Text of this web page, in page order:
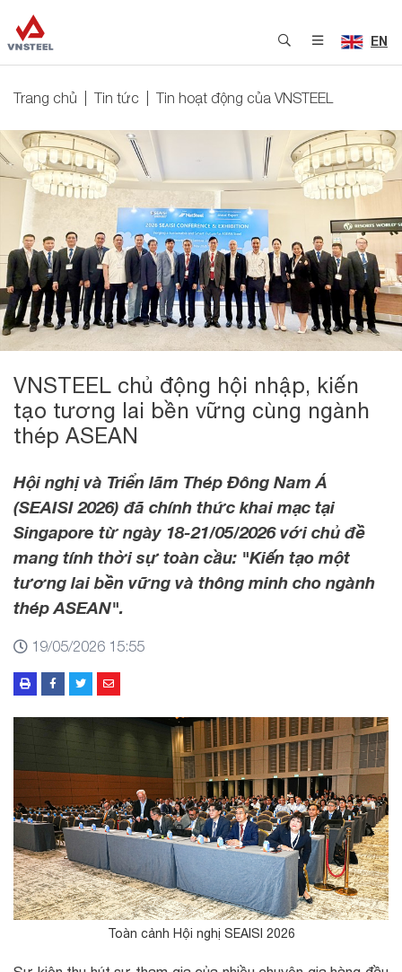
EN
Trang chủ Tin tức Tin hoạt động của VNSTEEL
VNSTEEL chủ động hội nhập, kiến
tạo tương lai bền vững cùng ngành
thép ASEAN
Hội nghị và Triển lãm Thép Đông Nam Á
(SEAISI 2026) đã chính thức khai mạc tại
Singapore từ ngày 18-21/05/2026 với chủ đề
mang tính thời sự toàn cầu: "Kiến tạo một
tương lai bền vững và thông minh cho ngành
thép ASEAN".
19/05/2026 15:55
Toàn cảnh Hội nghị SEAISI 2026